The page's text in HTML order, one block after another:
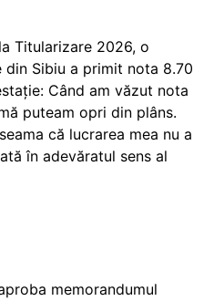
Titularizare 2026, o
din Sibiu a primit nota 8.70
Când am văzut nota
puteam opri din plâns.
că lucrarea mea nu a
în adevăratul sens al
memorandumul